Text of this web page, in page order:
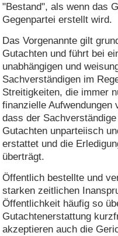
"Bestand", als wenn das
Gegenpartei erstellt wird.
Das Vorgenannte gilt
Gutachten und führt bei
unabhängigen und
Sachverständigen im
Streitigkeiten, die immer
finanzielle
dass der
Gutachten unparteiisch
erstattet und die
überträgt.
Öffentlich bestellte und
starken zeitlichen
Öffentlichkeit häufig so
Gutachtenerstattung
akzeptieren auch die